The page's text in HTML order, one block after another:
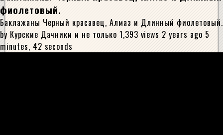
фиолетовый.
Баклажаны Черный красавец, Алмаз и Длинный фиолетовый.
by Курские Дачники и не только 1,393 views 2 years ago 5
minutes, 42 seconds